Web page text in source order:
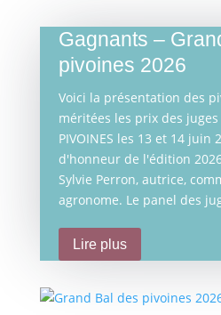
Gagnants –
pivoines 2026
Voici la présentation des
méritées les prix des juges
PIVOINES les 13 et 14 juin
d'honneur de l'édition
Sylvie Perron, autrice,
agronome. Le panel des
Lire plus